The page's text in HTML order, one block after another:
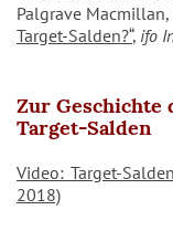
Palgrave
Target-Salden?“, ifo
Zur Geschichte
Target-Salden
Video: Target-
2018)